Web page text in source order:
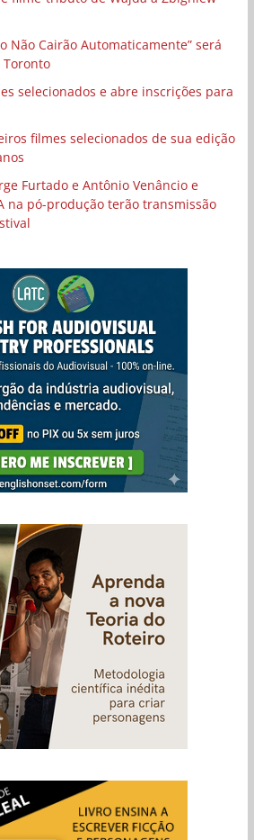
Não Cairão Automaticamente” será
Toronto
selecionados e abre inscrições para
filmes selecionados de sua edição
Furtado e Antônio Venâncio e
na pó-produção terão transmissão